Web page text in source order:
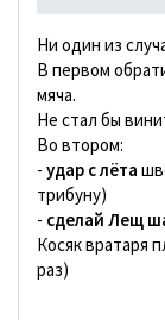
Ни один из
В первом
мяча.
Не стал бы
Во втором:
- удар с лёта
трибуну)
- сделай Лещ
Косяк вратаря
раз)